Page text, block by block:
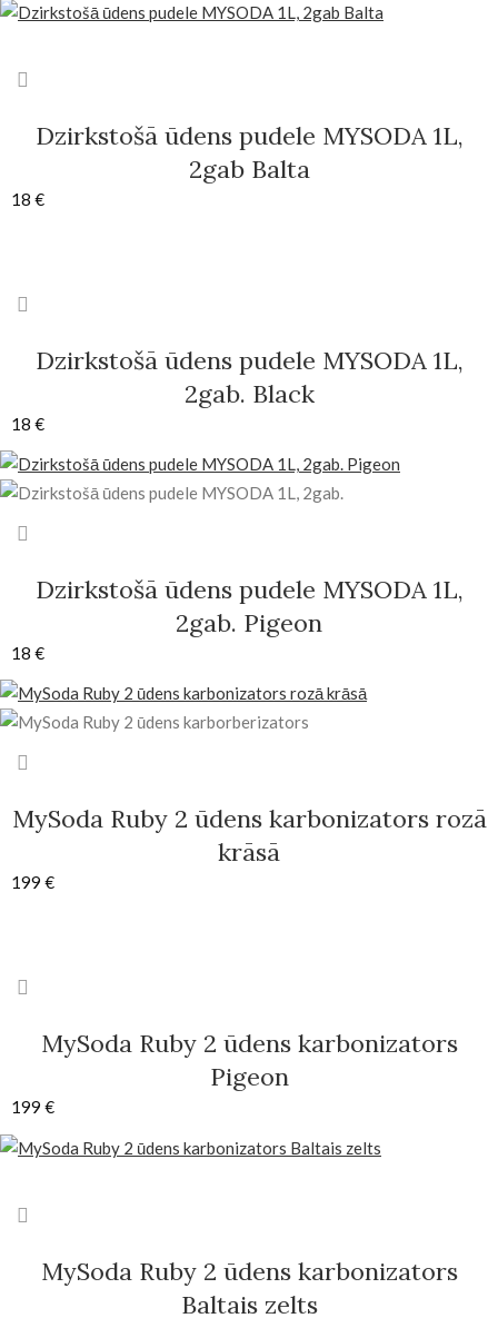
Dzirkstošā ūdens pudele MYSODA 1L,
2gab Balta
18 €
Dzirkstošā ūdens pudele MYSODA 1L,
2gab. Black
18 €
Dzirkstošā ūdens pudele MYSODA 1L,
2gab. Pigeon
18 €
MySoda Ruby 2 ūdens karbonizators rozā
krāsā
199 €
MySoda Ruby 2 ūdens karbonizators
Pigeon
199 €
MySoda Ruby 2 ūdens karbonizators
Baltais zelts